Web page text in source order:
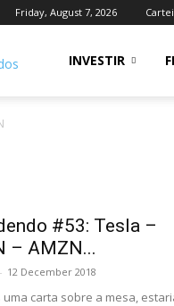
Friday, August 7, 2026
INVESTIR
#53: Tesla –
– AMZN...
- 12 December 2018
uma carta sobre a mesa,